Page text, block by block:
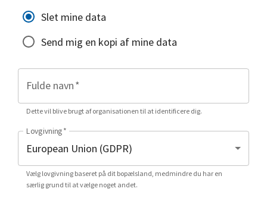
Slet mine data
Send mig en kopi af mine data
Fulde navn*
Dette vil blive brugt af organisationen til at identificere dig.
Lovgivning*
Vælg lovgivning baseret på dit bopælsland, medmindre du har en
særlig grund til at vælge noget andet.